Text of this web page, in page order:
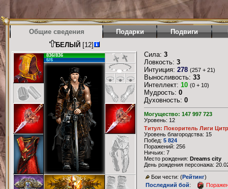
Общие сведения Подарки Подвиги
БЕЛЫЙ [12]
836/836
6/6
Сила: 3
Ловкость: 3
Интуиция: 278 (257 + 21)
Выносливость: 33
Интеллект: 10 (0 + 10)
Мудрость: 0
Духовность: 0
Могущество: 147 997 723
Уровень: 12
Титул: Покоритель Лиги
Уровень благородства: 15
Побед: 5 824
Поражений: 256
Ничьих: 7
Место рождения: Dreams city
День рождения персонажа:
Бои чести: (Рейтинг)
Последний бой: